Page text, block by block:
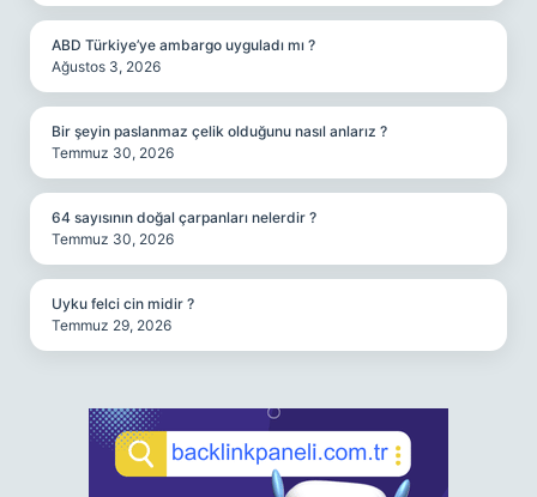
ABD Türkiye’ye ambargo uyguladı mı ?
Ağustos 3, 2026
Bir şeyin paslanmaz çelik olduğunu nasıl anlarız ?
Temmuz 30, 2026
64 sayısının doğal çarpanları nelerdir ?
Temmuz 30, 2026
Uyku felci cin midir ?
Temmuz 29, 2026